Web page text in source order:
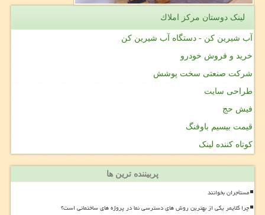
لینک دوستان مركز املاك
آب شیرین کن - دستگاه آب شیرین کن
خرید و فروش خودرو
شرکت صنعتی سخت پوشش
طراحی سایت
فیش حج
قیمت بیسیم باوفنگ
کوتاه کننده لینک
پربیننده ترین ها
مستأجران بخوانند
چرا کلایمر یکی از بهترین روش های دسترسی نما در پروژه های ساختمانی است؟